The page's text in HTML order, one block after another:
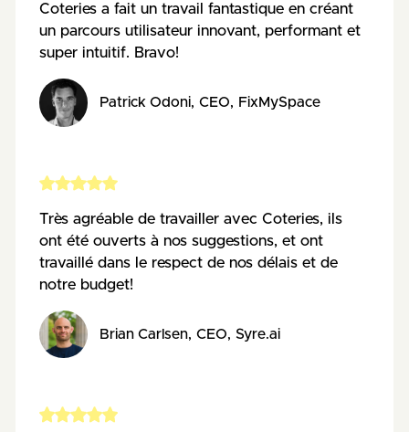
Coteries a fait un travail fantastique en créant
un parcours utilisateur innovant, performant et
super intuitif. Bravo!
Patrick Odoni, CEO, FixMySpace
Très agréable de travailler avec Coteries, ils
ont été ouverts à nos suggestions, et ont
travaillé dans le respect de nos délais et de
notre budget!
Brian Carlsen, CEO, Syre.ai